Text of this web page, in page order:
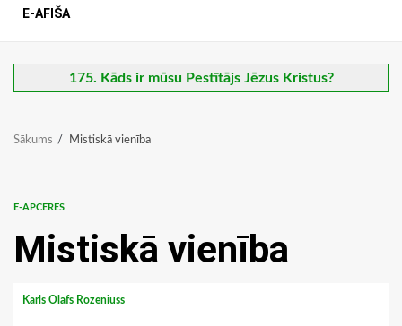
E-AFIŠA
175. Kāds ir mūsu Pestītājs Jēzus Kristus?
Sākums Mistiskā vienība
E-APCERES
Mistiskā vienība
Karls Olafs Rozeniuss